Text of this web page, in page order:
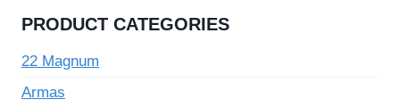
PRODUCT CATEGORIES
22 Magnum
Armas